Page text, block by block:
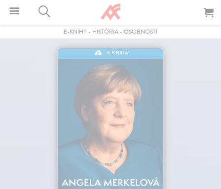
E-KNIHY - HISTÓRIA - OSOBNOSTI
E-KNIHA